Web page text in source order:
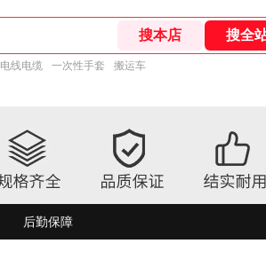
电线电缆 一次性手套 搬运车
后勤保障